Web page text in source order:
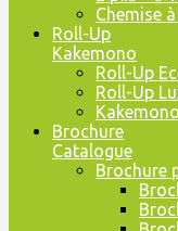
Chemise
Roll-Up
Kakemono
Roll-Up
Roll-Up
Brochure
Catalogue
Brochure